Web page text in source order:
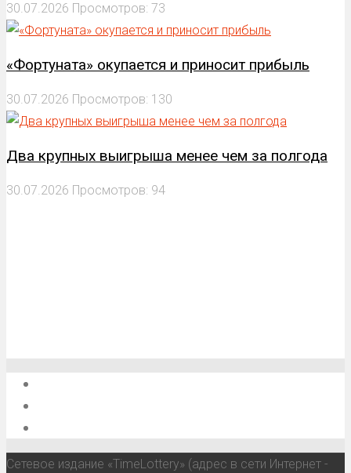
30.07.2026 Просмотров: 73
«Фортуната» окупается и приносит прибыль
30.07.2026 Просмотров: 130
Два крупных выигрыша менее чем за полгода
30.07.2026 Просмотров: 94
Сетевое издание «TimeLottery» (адрес в сети Интернет -